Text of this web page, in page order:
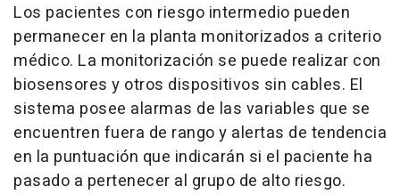
Los pacientes con riesgo intermedio pueden
permanecer en la planta monitorizados a criterio
médico. La monitorización se puede realizar con
biosensores y otros dispositivos sin cables. El
sistema posee alarmas de las variables que se
encuentren fuera de rango y alertas de tendencia
en la puntuación que indicarán si el paciente ha
pasado a pertenecer al grupo de alto riesgo.